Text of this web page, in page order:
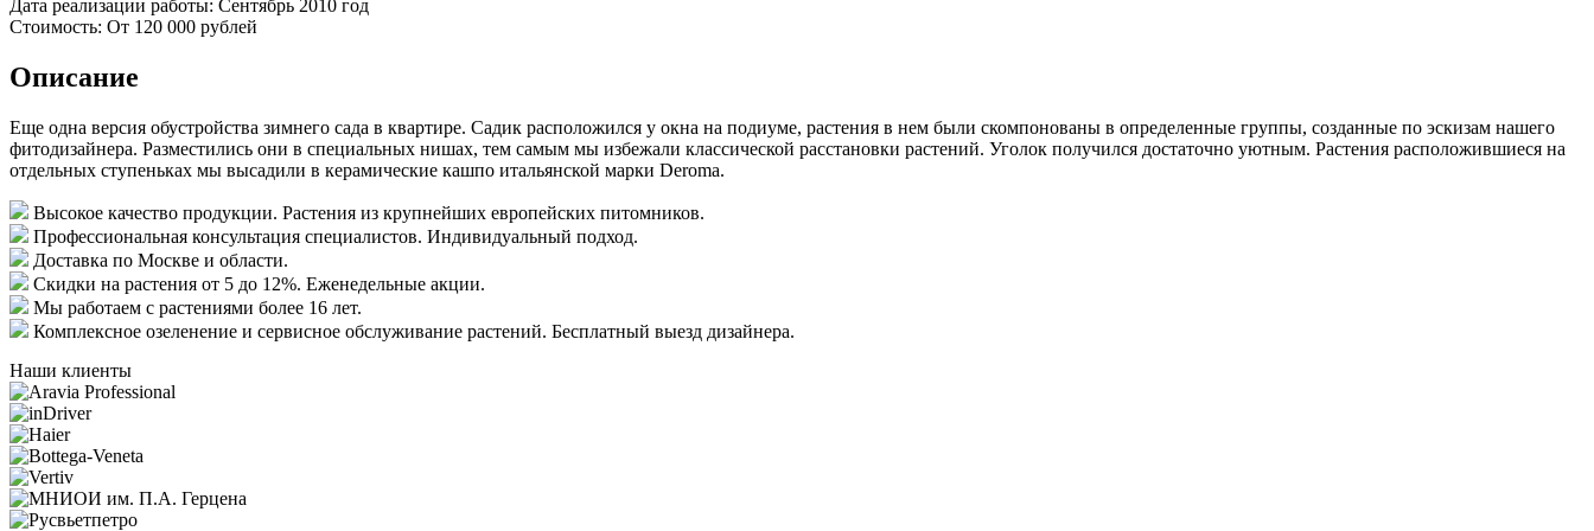
Дата реализации работы: Сентябрь 2010 год
Стоимость: От 120 000 рублей
Описание
Еще одна версия обустройства зимнего сада в квартире. Садик расположился у окна на подиуме, растения в нем были скомпонованы в определенные группы, созданные по эскизам нашего
фитодизайнера. Разместились они в специальных нишах, тем самым мы избежали классической расстановки растений. Уголок получился достаточно уютным. Растения расположившиеся на
отдельных ступеньках мы высадили в керамические кашпо итальянской марки Deroma.
Высокое качество продукции. Растения из крупнейших европейских питомников.
Профессиональная консультация специалистов. Индивидуальный подход.
Доставка по Москве и области.
Скидки на растения от 5 до 12%. Еженедельные акции.
Мы работаем с растениями более 16 лет.
Комплексное озеленение и сервисное обслуживание растений. Бесплатный выезд дизайнера.
Наши клиенты